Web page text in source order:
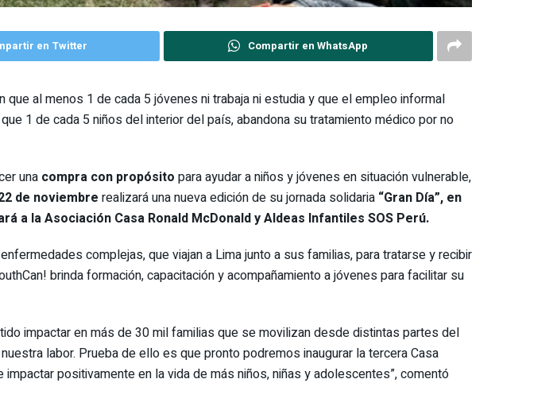
en Twitter Compartir en WhatsApp
al menos 1 de cada 5 jóvenes ni trabaja ni estudia y que el empleo informal
1 de cada 5 niños del interior del país, abandona su tratamiento médico por no
una compra con propósito para ayudar a niños y jóvenes en situación vulnerable,
de noviembre realizará una nueva edición de su jornada solidaria “Gran Día”, en
a la Asociación Casa Ronald McDonald y Aldeas Infantiles SOS Perú.
complejas, que viajan a Lima junto a sus familias, para tratarse y recibir
brinda formación, capacitación y acompañamiento a jóvenes para facilitar su
impactar en más de 30 mil familias que se movilizan desde distintas partes del
labor. Prueba de ello es que pronto podremos inaugurar la tercera Casa
positivamente en la vida de más niños, niñas y adolescentes”, comentó